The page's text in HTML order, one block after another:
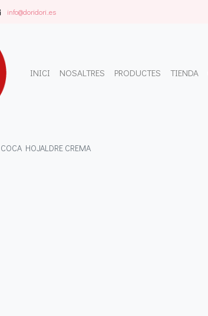
info@doridori..es
INICI NOSALTRES PRODUCTES TIENDA
COCA HOJALDRE CREMA